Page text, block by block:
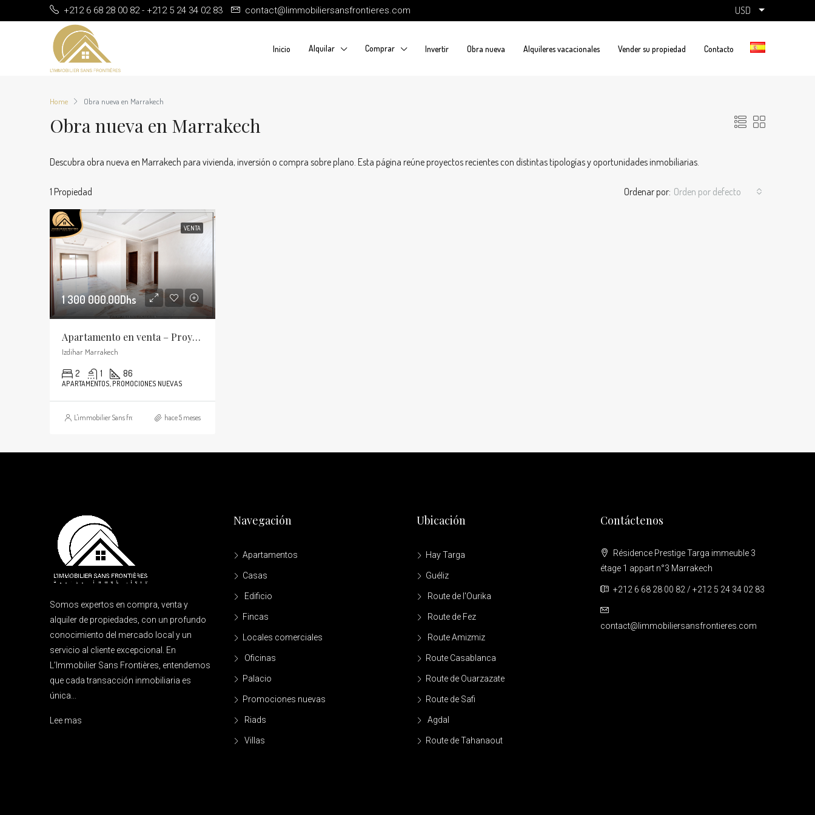
+212 6 68 28 00 82 - +212 5 24 34 02 83 contact@limmobiliersansfrontieres.com USD
Inicio Alquilar Comprar Invertir Obra nueva Alquileres vacacionales Vender su propiedad Contacto
Home Obra nueva en Marrakech
Obra nueva en Marrakech
Descubra obra nueva en Marrakech para vivienda, inversión o compra sobre plano. Esta página reúne proyectos recientes con distintas tipologías y oportunidades inmobiliarias.
1 Propiedad Ordenar por: Orden por defecto
VENTA
1 300 000.00Dhs
Apartamento en venta – Proyecto nuevo – Izdihar, Marrakech
Izdihar Marrakech
2 1 86
APARTAMENTOS, PROMOCIONES NUEVAS
L'immobilier Sans frontières hace 5 meses
Somos expertos en compra, venta y
alquiler de propiedades, con un profundo
conocimiento del mercado local y un
servicio al cliente excepcional. En
L’Immobilier Sans Frontières, entendemos
que cada transacción inmobiliaria es
única...
Lee mas
Navegación
Apartamentos
Casas
Edificio
Fincas
Locales comerciales
Oficinas
Palacio
Promociones nuevas
Riads
Villas
Ubicación
Hay Targa
Guéliz
Route de l'Ourika
Route de Fez
Route Amizmiz
Route Casablanca
Route de Ouarzazate
Route de Safi
Agdal
Route de Tahanaout
Contáctenos
Résidence Prestige Targa immeuble 3
étage 1 appart n°3 Marrakech
+212 6 68 28 00 82 / +212 5 24 34 02 83
contact@limmobiliersansfrontieres.com